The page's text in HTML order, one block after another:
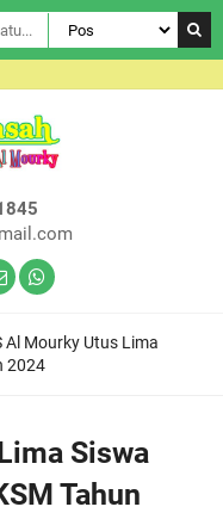
Al Mourky Utus Lima
2024
Siswa
Tahun